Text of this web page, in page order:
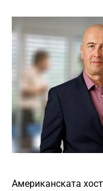
Американската